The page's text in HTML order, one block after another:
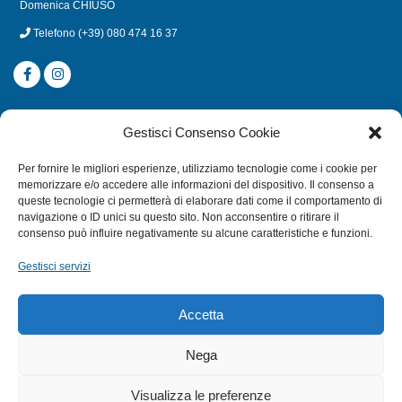
Gestisci Consenso Cookie
Per fornire le migliori esperienze, utilizziamo tecnologie come i cookie per
memorizzare e/o accedere alle informazioni del dispositivo. Il consenso a
queste tecnologie ci permetterà di elaborare dati come il comportamento di
navigazione o ID unici su questo sito. Non acconsentire o ritirare il
consenso può influire negativamente su alcune caratteristiche e funzioni.
Gestisci servizi
Accetta
Nega
Visualizza le preferenze
Domenica CHIUSO
Telefono (+39) 080 474 16 37
CATEGORIE
MULINELLI
CANNE
ACCESSORI NAUTICI